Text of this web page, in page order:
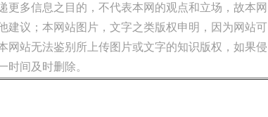
更多信息之目的，不代表本网的观点和立场，故本网
建议；本网站图片，文字之类版权申明，因为网站可
网站无法鉴别所上传图片或文字的知识版权，如果侵
时间及时删除。